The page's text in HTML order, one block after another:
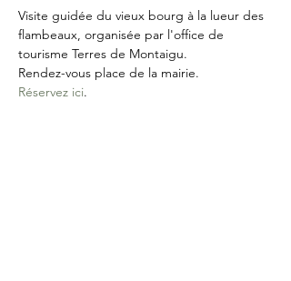
Visite guidée du vieux bourg à la lueur des
flambeaux, organisée par l'office de
tourisme Terres de Montaigu.
Rendez-vous place de la mairie.
Réservez ici.